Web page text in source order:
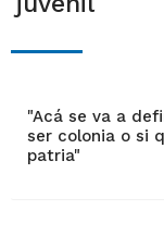
"Acá se va a
ser colonia o si
patria"